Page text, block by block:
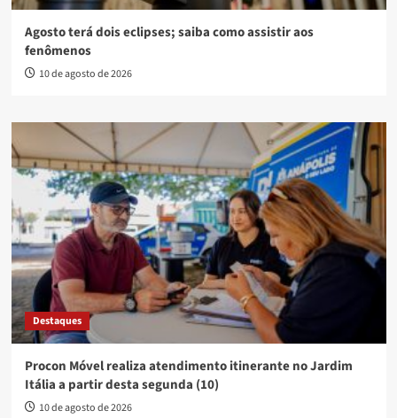
Agosto terá dois eclipses; saiba como assistir aos
fenômenos
10 de agosto de 2026
Destaques
Procon Móvel realiza atendimento itinerante no Jardim
Itália a partir desta segunda (10)
10 de agosto de 2026